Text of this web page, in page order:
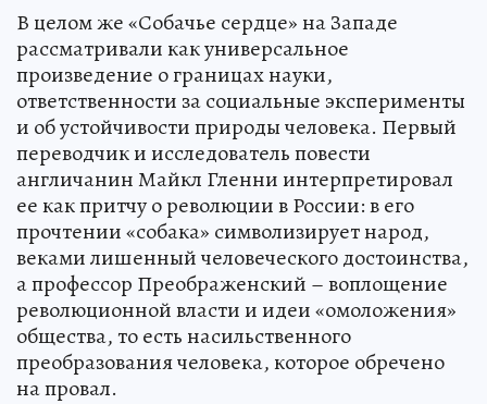
В целом же «Собачье сердце» на Западе
рассматривали как универсальное
произведение о границах науки,
ответственности за социальные эксперименты
и об устойчивости природы человека. Первый
переводчик и исследователь повести
англичанин Майкл Гленни интерпретировал
ее как притчу о революции в России: в его
прочтении «собака» символизирует народ,
веками лишенный человеческого достоинства,
а профессор Преображенский – воплощение
революционной власти и идеи «омоложения»
общества, то есть насильственного
преобразования человека, которое обречено
на провал.